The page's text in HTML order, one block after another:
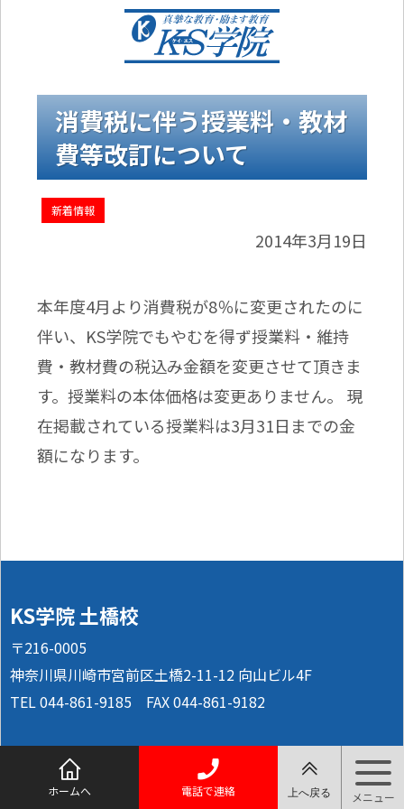
消費税に伴う授業料・教材
費等改訂について
新着情報
2014年3月19日
本年度4月より消費税が8％に変更されたのに
伴い、KS学院でもやむを得ず授業料・維持
費・教材費の税込み金額を変更させて頂きま
す。授業料の本体価格は変更ありません。 現
在掲載されている授業料は3月31日までの金
額になります。
KS学院 土橋校
〒216-0005
神奈川県川崎市宮前区土橋2-11-12 向山ビル4F
TEL 044-861-9185 FAX 044-861-9182
© 2026 KS学院土橋校.
ホームへ 電話で連絡